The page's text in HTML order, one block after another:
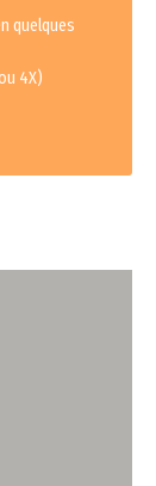
quelques
4X)